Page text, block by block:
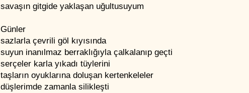
savaşın gitgide yaklaşan uğultusuyum
Günler
sazlarla çevrili göl kıyısında
suyun inanılmaz berraklığıyla çalkalanıp geçti
serçeler karla yıkadı tüylerini
taşların oyuklarına doluşan kertenkeleler
düşlerimde zamanla silikleşti